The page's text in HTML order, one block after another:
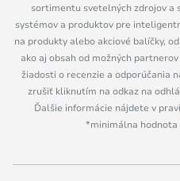
sortimentu svetelných zdrojov
systémov a produktov pre
na produkty alebo akciové balíčky,
ako aj obsah od možných
žiadosti o recenzie a odporúčania
zrušiť kliknutím na odkaz na
Ďalšie informácie nájdete v
*minimálna hodnota